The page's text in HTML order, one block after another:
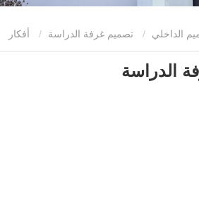
الداخلي تصميم غرفة الدراسة أفكار
الدراسة